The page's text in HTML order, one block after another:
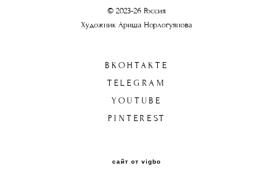
© 2023-26 Россия
Художник Ариша Норлогуянова
ВКОНТАКТЕ
TELEGRAM
YOUTUBE
PINTEREST
сайт от vigbo